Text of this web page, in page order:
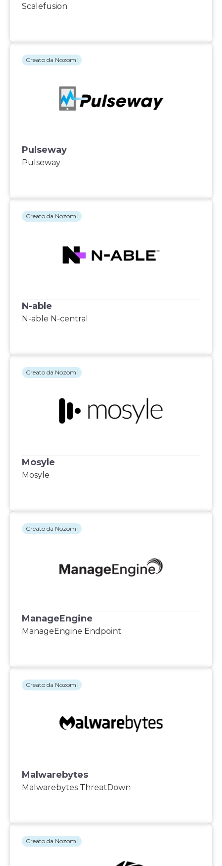
Scalefusion
Pulseway
Pulseway
Creato da Nozomi
N-able
N-able N-central
Creato da Nozomi
Mosyle
Mosyle
Creato da Nozomi
ManageEngine
ManageEngine Endpoint
Creato da Nozomi
Malwarebytes
Malwarebytes ThreatDown
Creato da Nozomi
Creato da Nozomi